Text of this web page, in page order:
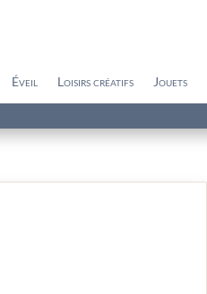
Éveil Loisirs créatifs Jouets